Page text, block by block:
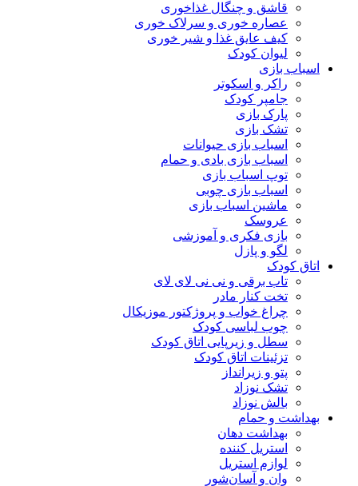
قاشق و چنگال غذاخوری
عصاره خوری و سرلاک خوری
کیف عایق غذا و شیر خوری
لیوان کودک
اسباب بازی
راکر و اسکوتر
جامپر کودک
پارک بازی
تشک بازی
اسباب بازی حیوانات
اسباب بازی بادی و حمام
توپ اسباب بازی
اسباب بازی چوبی
ماشین اسباب بازی
عروسک
بازی فکری و آموزشی
لگو و پازل
اتاق کودک
تاب برقی و نی نی لای لای
تخت کنار مادر
چراغ خواب و پروژکتور موزیکال
چوب لباسی کودک
سطل و زیرپایی اتاق کودک
تزئینات اتاق کودک
پتو و زیرانداز
تشک نوزاد
بالش نوزاد
بهداشت و حمام
بهداشت دهان
استریل کننده
لوازم استریل
وان و آسان‌شور